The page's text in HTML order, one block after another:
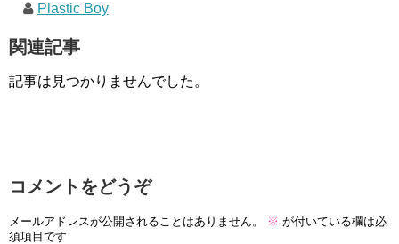
Plastic Boy
関連記事
記事は見つかりませんでした。
コメントをどうぞ
メールアドレスが公開されることはありません。 ※ が付いている欄は必
須項目です